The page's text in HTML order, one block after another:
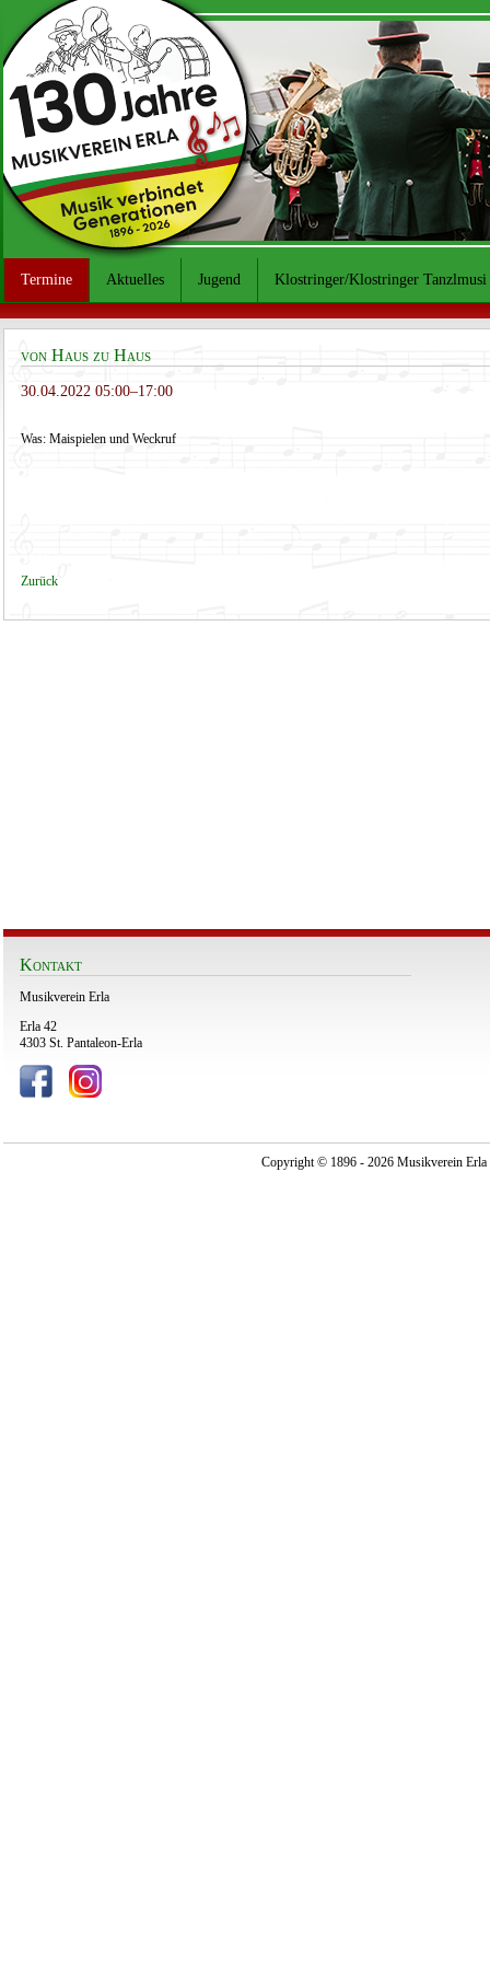
Termine Aktuelles Jugend Klostringer/Klostringer Tanzlmusi
von Haus zu Haus
30.04.2022 05:00–17:00
Was: Maispielen und Weckruf
Zurück
Kontakt
Musikverein Erla
Erla 42
4303 St. Pantaleon-Erla
Copyright © 1896 - 2026 Musikverein Erla